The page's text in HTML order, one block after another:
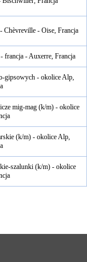
- Oise, Francja
francja - Auxerre, Francja
gipsowych - okolice Alp,
mig-mag (k/m) - okolice
(k/m) - okolice Alp,
szalunki (k/m) - okolice